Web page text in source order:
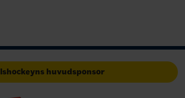
Ishockeyns huvudsponsor